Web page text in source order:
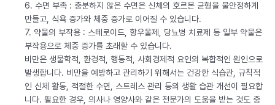
6. 수면 부족 : 충분하지 않은 수면은 신체의 호르몬 균형을 불안정하게
만들고, 식욕 증가와 체중 증가로 이어질 수 있습니다.
7. 약물의 부작용 : 스테로이드, 항우울제, 당뇨병 치료제 등 일부 약물은
부작용으로 체중 증가를 초래할 수 있습니다.
비만은 생물학적, 환경적, 행동적, 사회경제적 요인의 복합적인 원인으로
발생합니다. 비만을 예방하고 관리하기 위해서는 건강한 식습관, 규칙적
인 신체 활동, 적절한 수면, 스트레스 관리 등의 생활 습관 개선이 필요합
니다. 필요한 경우, 의사나 영양사와 같은 전문가의 도움을 받는 것도 중